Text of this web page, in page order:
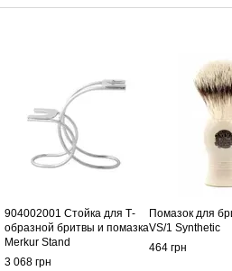
904002001 Стойка для Т-
образной бритвы и помазка
Merkur Stand
3 068 грн
Помазок для
VS/1 Synthetic
464 грн